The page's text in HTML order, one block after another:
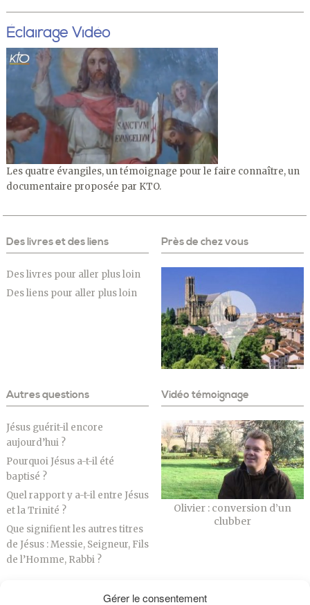
Gérer le consentement
Éclairage Vidéo
Les quatre évangiles, un témoignage pour le faire connaître, un
documentaire proposée par KTO.
Des livres et des liens
Des livres pour aller plus loin
Des liens pour aller plus loin
Près de chez vous
Autres questions
Jésus guérit-il encore
aujourd’hui ?
Pourquoi Jésus a-t-il été
baptisé ?
Quel rapport y a-t-il entre Jésus
et la Trinité ?
Que signifient les autres titres
de Jésus : Messie, Seigneur, Fils
de l’Homme, Rabbi ?
Vidéo témoignage
Olivier : conversion d’un
clubber